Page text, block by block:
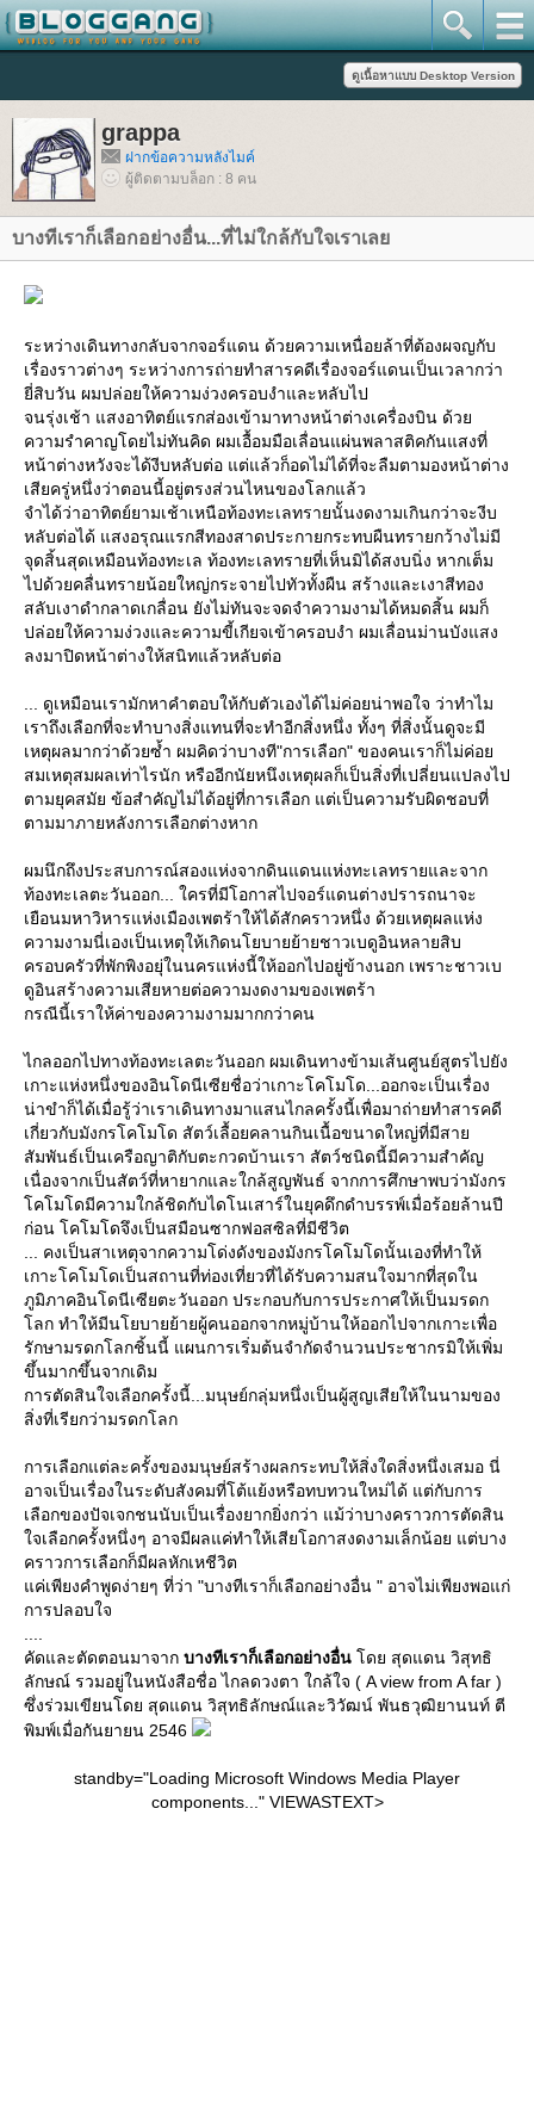
grappa
ฝากข้อความหลังไมค์
ผู้ติดตามบล็อก : 8 คน
บางทีเราก็เลือกอย่างอื่น...ที่ไม่ใกล้กับใจเราเล
ระหว่างเดินทางกลับจากจอร์แดน ด้วยความเหนื่อยล้าที่ต้องผจญกับ
เรื่องราวต่างๆ ระหว่างการถ่ายทำสารคดีเรื่องจอร์แดนเป็นเวลากว่า
ี่สิบวัน ผมปล่อยให้ความง่วงครอบงำและหลับไป
จนรุ่งเช้า แสงอาทิตย์แรกส่องเข้ามาทางหน้าต่างเครื่องบิน ด้ว
ความรำคาญโดยไม่ทันคิด ผมเอื้อมมือเลื่อนแผ่นพลาสติคกันแสงที่
หน้าต่างหวังจะได้งีบหลับต่อ แต่แล้วก็อดไม่ได้ที่จะลืมตามองหน้าต่าง
เสียครู่หนึ่งว่าตอนนี้อยู่ตรงส่วนไหนของโลกแล้ว
จำได้ว่าอาทิตย์ยามเช้าเหนือท้องทะเลทรายนั้นงดงามเกินกว่าจะงีบ
หลับต่อได้ แสงอรุณแรกสีทองสาดประกายกระทบผืนทรายกว้างไม่มี
จุดสิ้นสุดเหมือนท้องทะเล ท้องทะเลทรายที่เห็นมิได้สงบนิ่ง หากเต็ม
ไปด้วยคลื่นทรายน้อยใหญ่กระจายไปทัวทั้งผืน สร้างและเงาสีทอง
สลับเงาดำกลาดเกลื่อน ยังไม่ทันจะจดจำความงามได้หมดสิ้น ผมก็
ปล่อยให้ความง่วงและความขี้เกียจเข้าครอบงำ ผมเลื่อนม่านบังแสง
ลงมาปิดหน้าต่างให้สนิทแล้วหลับต่อ
... ดูเหมือนเรามักหาคำตอบให้กับตัวเองได้ไม่ค่อยน่าพอใจ ว่าทำไม
เราถึงเลือกที่จะทำบางสิ่งแทนที่จะทำอีกสิ่งหนึ่ง ทั้งๆ ที่สิ่งนั้นดูจะมี
เหตุผลมากว่าด้วยซ้ำ ผมคิดว่าบางที"การเลือก" ของคนเราก็ไม่ค่อ
สมเหตุสมผลเท่าไรนัก หรืออีกนัยหนึงเหตุผลก็เป็นสิ่งที่เปลี่ยนแปลงไป
ตามยุคสมัย ข้อสำคัญไม่ได้อยู่ที่การเลือก แต่เป็นความรับผิดชอบที่
ตามมาภายหลังการเลือกต่างหาก
ผมนึกถึงประสบการณ์สองแห่งจากดินแดนแห่งทะเลทรายและจาก
ท้องทะเลตะวันออก... ใครที่มีโอกาสไปจอร์แดนต่างปรารถนาจะ
เยือนมหาวิหารแห่งเมืองเพตร้าให้ได้สักคราวหนึ่ง ด้วยเหตุผลแห่ง
ความงามนี่เองเป็นเหตุให้เกิดนโยบายย้ายชาวเบดูอินหลายสิบ
ครอบครัวที่พักพิงอยุ่ในนครแห่งนี้ให้ออกไปอยู่ข้างนอก เพราะชาวเบ
ดูอินสร้างความเสียหายต่อความงดงามของเพตร้า
กรณีนี้เราให้ค่าของความงามมากกว่าคน
ไกลออกไปทางท้องทะเลตะวันออก ผมเดินทางข้ามเส้นศูนย์สูตรไปยัง
เกาะแห่งหนึ่งของอินโดนีเซียชื่อว่าเกาะโคโมโด...ออกจะเป็นเรื่อง
น่าขำก็ได้เมื่อรู้ว่าเราเดินทางมาแสนไกลครั้งนี้เพื่อมาถ่ายทำสารคดี
เกี่ยวกับมังกรโคโมโด สัตว์เลื้อยคลานกินเนื้อขนาดใหญ่ที่มีสา
สัมพันธ์เป็นเครือญาติกับตะกวดบ้านเรา สัตว์ชนิดนี้มีความสำคัญ
เนื่องจากเป็นสัตว์ที่หายากและใกล้สูญพันธ์ จากการศึกษาพบว่ามังกร
คโมโดมีความใกล้ชิดกับไดโนเสาร์ในยุคดึกดำบรรพ์เมื่อร้อยล้านปี
ก่อน โคโมโดจึงเป็นสมือนซากฟอสซิลที่มีชีวิต
... คงเป็นสาเหตุจากความโด่งดังของมังกรโคโมโดนั้นเองที่ทำให้
เกาะโคโมโดเป็นสถานที่ท่องเที่ยวที่ได้รับความสนใจมากที่สุดใน
ภูมิภาคอินโดนีเซียตะวันออก ประกอบกับการประกาศให้เป็นมรดก
ลก ทำให้มีนโยบายย้ายผู้คนออกจากหมู่บ้านให้ออกไปจากเกาะเพื่อ
รักษามรดกโลกชิ้นนี้ แผนการเริ่มต้นจำกัดจำนวนประชากรมิให้เพิ่ม
ขึ้นมากขึ้นจากเดิม
การตัดสินใจเลือกครั้งนี้...มนุษย์กลุ่มหนึ่งเป็นผู้สูญเสียให้ในนามของ
สิ่งที่เรียกว่ามรดกโลก
การเลือกแต่ละครั้งของมนุษย์สร้างผลกระทบให้สิ่งใดสิ่งหนึ่งเสมอ นี่
อาจเป็นเรื่องในระดับสังคมที่โต้แย้งหรือทบทวนใหม่ได้ แต่กับการ
เลือกของปัจเจกชนนับเป็นเรื่องยากยิ่งกว่า แม้ว่าบางคราวการตัดสิน
จเลือกครั้งหนึ่งๆ อาจมีผลแค่ทำให้เสียโอกาสงดงามเล็กน้อย แต่บาง
คราวการเลือกก็มีผลหักเหชีวิต
ค่เพียงคำพูดง่ายๆ ที่ว่า "บางทีเราก็เลือกอย่างอื่น " อาจไม่เพียงพอแก่
การปลอบใจ
คัดและตัดตอนมาจาก บางทีเราก็เลือกอย่างอื่น ดย สุดแดน วิสุทธิ
ลักษณ์ รวมอยู่ในหนังสือชื่อ ไกลดวงตา ใกล้ใจ ( A view from A far )
ซึ่งร่วมเขียนโดย สุดแดน วิสุทธิลักษณ์และวิวัฒน์ พันธวุฒิยานนท์ ตี
พิมพ์เมื่อกันยายน 2546
standby="Loading Microsoft Windows Media Player
components..." VIEWASTEXT>